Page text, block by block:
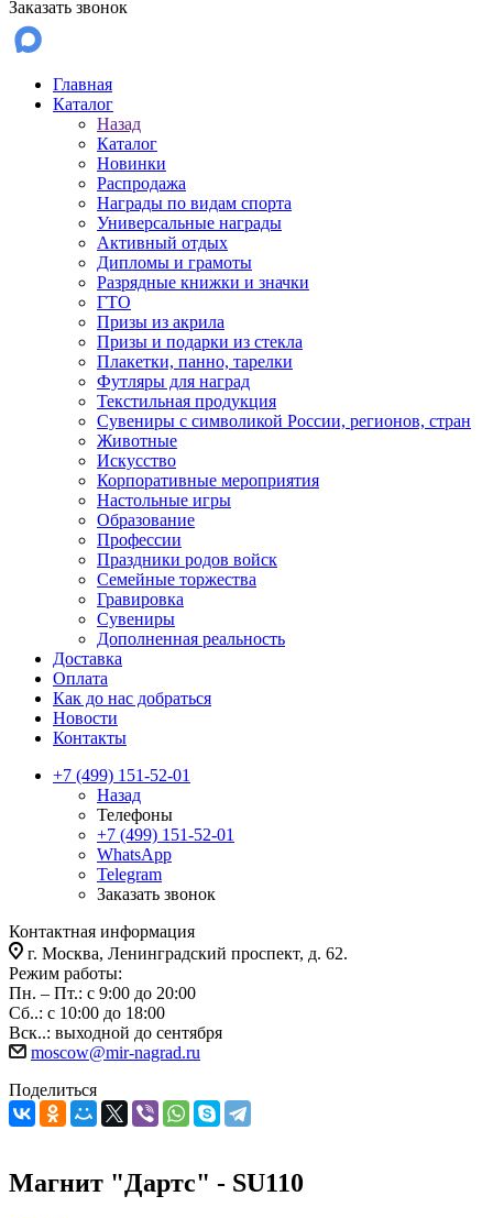
Заказать звонок
Главная
Каталог
Назад
Каталог
Новинки
Распродажа
Награды по видам спорта
Универсальные награды
Активный отдых
Дипломы и грамоты
Разрядные книжки и значки
ГТО
Призы из акрила
Призы и подарки из стекла
Плакетки, панно, тарелки
Футляры для наград
Текстильная продукция
Сувениры с символикой России, регионов, стран
Животные
Искусство
Корпоративные мероприятия
Настольные игры
Образование
Профессии
Праздники родов войск
Семейные торжества
Гравировка
Сувениры
Дополненная реальность
Доставка
Оплата
Как до нас добраться
Новости
Контакты
+7 (499) 151-52-01
Назад
Телефоны
+7 (499) 151-52-01
WhatsApp
Telegram
Заказать звонок
Контактная информация
г. Москва, Ленинградский проспект, д. 62.
Режим работы:
Пн. – Пт.: с 9:00 до 20:00
Сб..: с 10:00 до 18:00
Вск..: выходной до сентября
moscow@mir-nagrad.ru
Поделиться
Магнит "Дартс" - SU110